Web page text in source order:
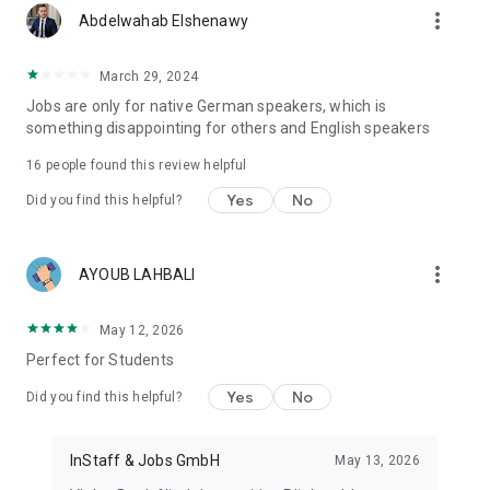
Abdelwahab Elshenawy more_vert
March 29, 2024
Jobs are only for native German speakers, which is
something disappointing for others and English speakers
16 people found this review helpful
Did you find this helpful? Yes No
AYOUB LAHBALI more_vert
May 12, 2026
Perfect for Students
Did you find this helpful? Yes No
InStaff & Jobs GmbH May 13, 2026